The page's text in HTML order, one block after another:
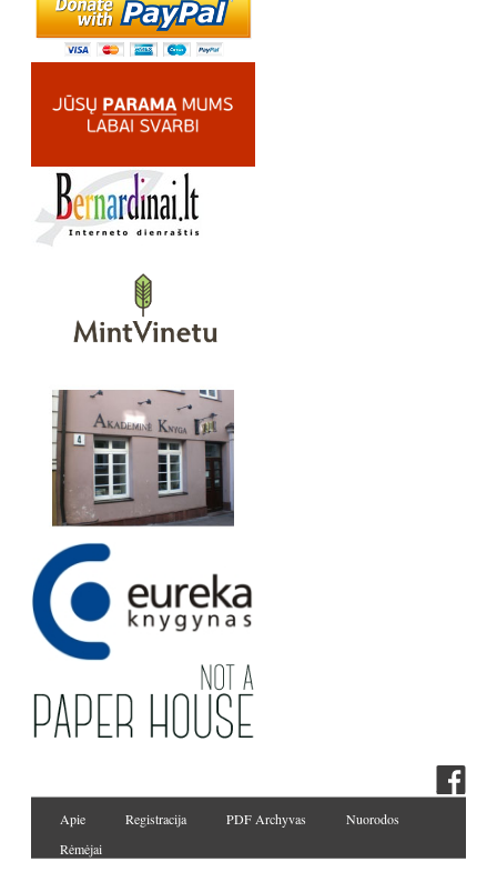
Apie Registracija PDF Archyvas
Nuorodos
Rėmėjai